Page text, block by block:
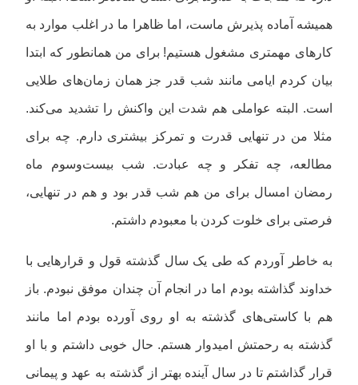
همیشه آماده پذیرش ماست، اما ظاهرا ما در اغلب موارد به
کارهای مهمتری مشغول هستیم! برای من همانطور که ابتدا
بیان کردم ایامی مانند شب قدر جز همان زمان‌های طلایی
است. البته عواملی هم شدت این واکنش را تشدید می‌کند.
مثلا من در تنهایی قدرت و تمرکز بیشتری دارم. چه برای
مطالعه، چه تفکر و چه عبادت. شب بیست‌و‌سوم ماه
رمضان امسال برای من هم شب قدر بود و هم در تنهایی،
فرصتی برای خلوت کردن با معبودم داشتم.
به خاطر آوردم که طی یک سال گذشته قول و قرارهایی با
خداوند گذاشته بودم اما در انجام آن چندان موفق نبودم. باز
هم با کاستی‌های گذشته به او روی آورده بودم اما مانند
گذشته به رحمتش امیدوار هستم. حال خوبی داشتم و با او
قرار گذاشتم تا در سال آینده بهتر از گذشته به عهد و پیمانی